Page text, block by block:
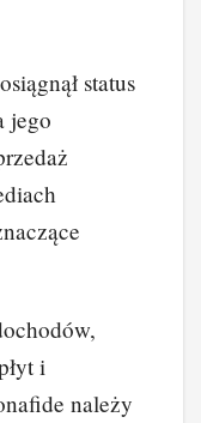
status
jego
i
należy